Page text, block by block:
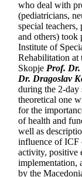
who deal with
(pediatricians,
special
and others) took
Institute of
Rehabilitation at
Skopje Prof.
Dr. Dragoslav
during the 2-day
theoretical one
for the
of health and
well as
influence of ICF
activity, positive
implementation,
by the